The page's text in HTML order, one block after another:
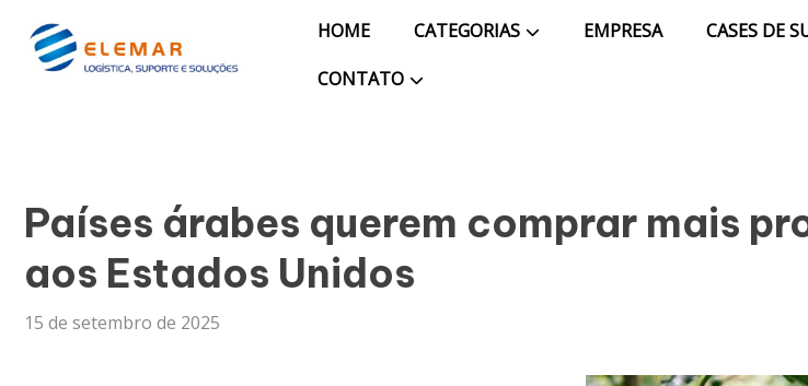
HOME CATEGORIAS EMPRESA CASES DE
CONTATO
Países árabes querem comprar mais
aos Estados Unidos
15 de setembro de 2025